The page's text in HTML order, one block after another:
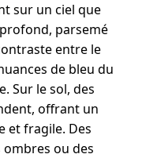
sur un ciel que
parsemé
entre le
de bleu du
Sur le sol, des
offrant un
et fragile. Des
ou des